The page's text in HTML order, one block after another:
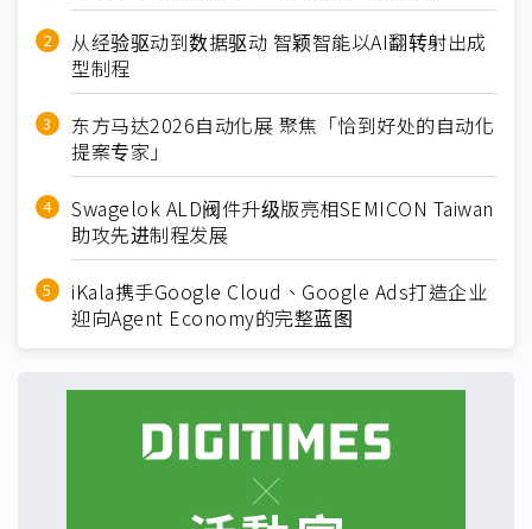
从经验驱动到数据驱动 智颖智能以AI翻转射出成
型制程
东方马达2026自动化展 聚焦「恰到好处的自动化
提案专家」
Swagelok ALD阀件升级版亮相SEMICON Taiwan
助攻先进制程发展
iKala携手Google Cloud、Google Ads打造企业
迎向Agent Economy的完整蓝图